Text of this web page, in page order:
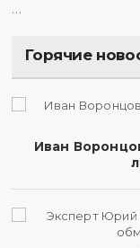
…
Горячие
Иван